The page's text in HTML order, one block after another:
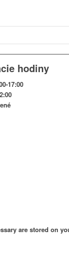
hodiny
17:00
are stored on